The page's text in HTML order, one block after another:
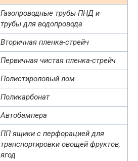
Газопроводные трубы ПНД и
трубы для водопровода
Вторичная пленка-стрейч
Первичная чистая пленка-стрейч
Полистироловый лом
Поликарбонат
Автобампера
ПП ящики с перфорацией для
транспортировки овощей фруктов,
ягод